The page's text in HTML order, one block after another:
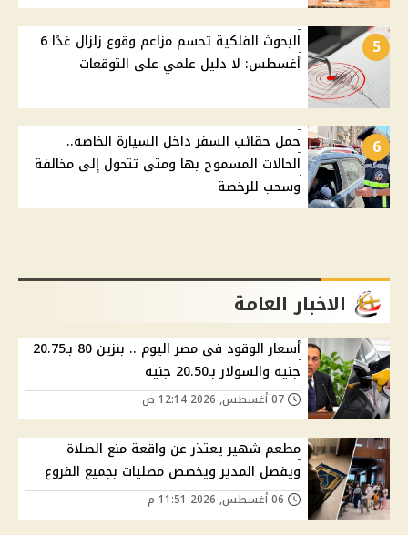
5
البحوث الفلكية تحسم مزاعم وقوع زلزال غدًا 6
أغسطس: لا دليل علمي على التوقعات
6
حمل حقائب السفر داخل السيارة الخاصة..
الحالات المسموح بها ومتى تتحول إلى مخالفة
وسحب للرخصة
الاخبار العامة
أسعار الوقود في مصر اليوم .. بنزين 80 بـ20.75
جنيه والسولار بـ20.50 جنيه
مطعم شهير يعتذر عن واقعة منع الصلاة
ويفصل المدير ويخصص مصليات بجميع الفروع